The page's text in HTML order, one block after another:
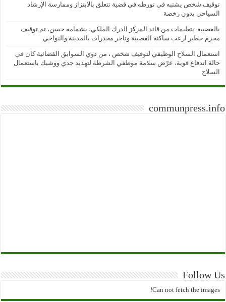
توقيف شخص يشتبه في تورطه في قضية تتعلق بالابتزاز وممارسة الإرشاد
السياحي بدون رخصة
بالقصيبة..بتعليمات من قائد المركز الدرك الملكي، بشمامة حسن، تم توقيف
مجرم خطير ارعب ساكنة القصيبة وتاجر مخدرات بالمدينة والنواحي
استعمال السلاح الوظيفي لتوقيف شخص ، من ذوي السوابق القضائية كان في
حالة اندفاع قوية، عرّض سلامة موظفي الشرطة لتهديد جدي ووشيك باستعمال
السلاح
communpress.info
Follow Us
Can not fetch the images!